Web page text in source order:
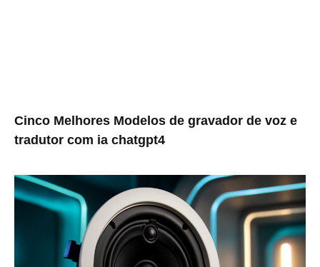
Cinco Melhores Modelos de gravador de voz e
tradutor com ia chatgpt4